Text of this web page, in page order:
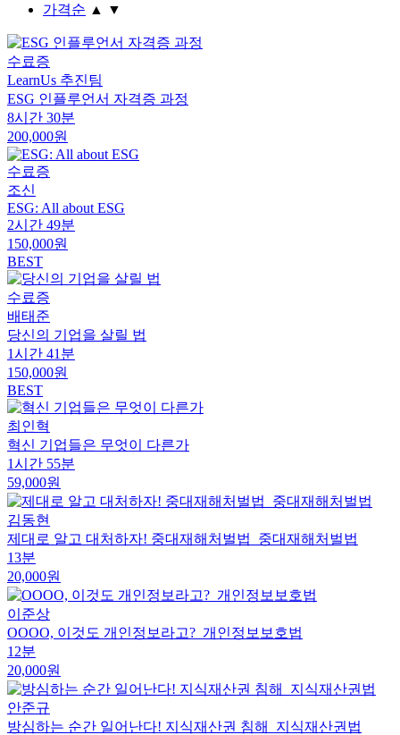
가격순 ▲ ▼
수료증
LearnUs 추진팀
ESG 인플루언서 자격증 과정
8시간 30분
200,000원
수료증
조신
ESG: All about ESG
2시간 49분
150,000원
BEST
수료증
배태준
당신의 기업을 살릴 법
1시간 41분
150,000원
BEST
최인혁
혁신 기업들은 무엇이 다른가
1시간 55분
59,000원
김동현
제대로 알고 대처하자! 중대재해처벌법_중대재해처벌법
13분
20,000원
이준상
OOOO, 이것도 개인정보라고?_개인정보보호법
12분
20,000원
안준규
방심하는 순간 일어난다! 지식재산권 침해_지식재산권법